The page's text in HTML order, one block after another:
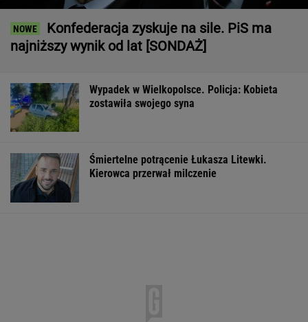
Konfederacja zyskuje na sile. PiS ma
najniższy wynik od lat [SONDAŻ]
Wypadek w Wielkopolsce. Policja: Kobieta
zostawiła swojego syna
Śmiertelne potrącenie Łukasza Litewki.
Kierowca przerwał milczenie